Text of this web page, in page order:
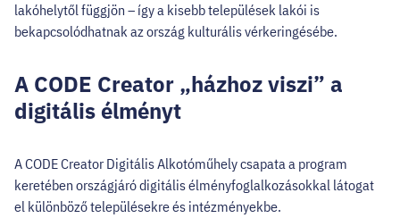
lakóhelytől függjön – így a kisebb települések lakói is
bekapcsolódhatnak az ország kulturális vérkeringésébe.
A CODE Creator „házhoz viszi” a
digitális élményt
A CODE Creator Digitális Alkotóműhely csapata a program
keretében országjáró digitális élményfoglalkozásokkal látogat
el különböző településekre és intézményekbe.